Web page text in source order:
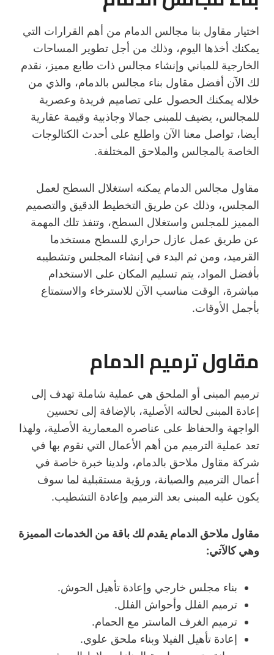
اختيار مقاول بنا مجالس الدمام من أهم القرارات التي
يمكنك أخذها اليوم، وذلك من أجل تطوير المساحات
الخارجية للمباني وإنشاء مجالس ذات طابع مميز، نقدم
لك الآن أفضل مقاول بناء مجالس بالدمام، والذي من
خلاله يمكنك الحصول على تصاميم فريدة وعصرية
للمجالس، يضيف للمبنى جمالا وجاذبية وقيمة عقارية
أيضا، تواصل معنا الآن واطلع على أحدث الكتالوجات
الخاصة بالمجالس والملاحق المختلفة.
مقاول مجالس الدمام يمكنه استغلال السطح لعمل
المجلس، وذلك عن طريق التخطيط الدقيق والتصميم
المميز للمجلس واستغلال السطح، وتنفذ تلك المهمة
عن طريق عمل عازل حراري للسطح مستخدما
القرميد، ومن ثم البدء في إنشاء المجلس وتشطيبه
بأفضل المواد، يتم تسليم المكان على الاستخدام
مباشرة، الوقت مناسب الآن للاسترخاء والاستمتاع
بأجمل الأوقات.
مقاول ترميم الدمام
ترميم المبنى أو الملحق هي عملية شاملة تهدف إلى
إعادة المبنى لحالته الأصلية، بالإضافة إلى تحسين
الواجهة والحفاظ على عناصره المعمارية الأصلية، ولهذا
تعد عملية الترميم من أهم الأعمال التي نقوم بها في
شركة مقاول ملاحق بالدمام، ولدينا خبرة خاصة في
أعمال الترميم والصيانة، ورؤية مستقبلية لما سوف
يكون عليه المبنى بعد الترميم وإعادة التشطيب.
مقاول ملاحق الدمام يقدم لك باقة من الخدمات المميزة
وهي كالآتي:
بناء مجلس خارجي وإعادة تأهيل الحوش.
ترميم الفلل وأحواش الفلل.
ترميم الغرف الماستر مع الحمام.
إعادة تأهيل الفيلا وبناء ملحق علوي.